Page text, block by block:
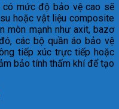
có mức độ bảo vệ cao sẽ
hoặc vật liệu composite
mòn mạnh như axit, bazơ
các bộ quần áo bảo vệ
tiếp xúc trực tiếp hoặc
bảo tính thấm khí để tạo